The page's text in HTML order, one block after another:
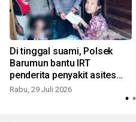
Di tinggal suami, Polsek
Barumun bantu IRT
penderita penyakit asites
dan ganguan jantung
Rabu, 29 Juli 2026